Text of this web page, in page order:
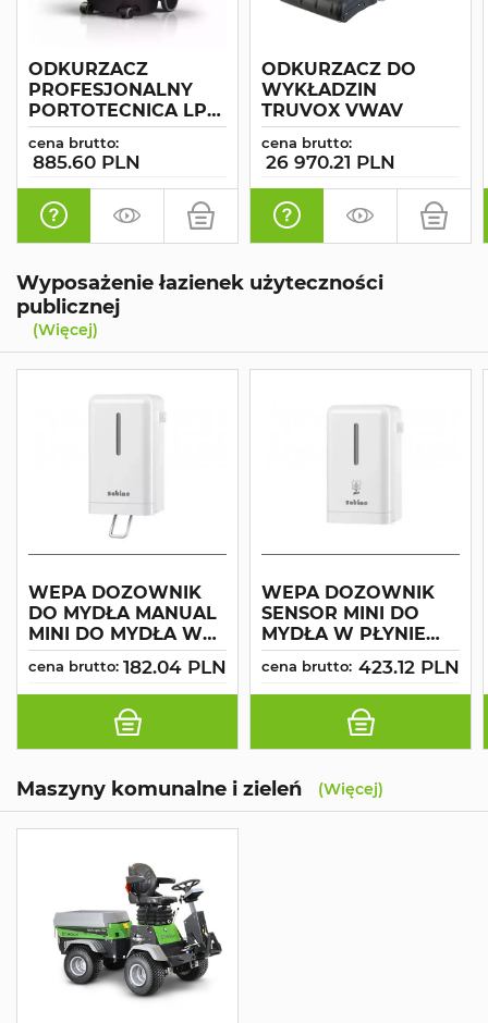
ODKURZACZ
PROFESJONALNY
PORTOTECNICA LP
1/12 ECO B DOLPHIN
cena brutto:
885.60 PLN
ODKURZACZ DO
WYKŁADZIN
TRUVOX VWAV
cena brutto:
26 970.21 PLN
Wyposażenie łazienek użyteczności
publicznej
(Więcej)
WEPA DOZOWNIK
DO MYDŁA MANUAL
MINI DO MYDŁA W
PIANIE
cena brutto: 182.04 PLN
WEPA DOZOWNIK
SENSOR MINI DO
MYDŁA W PŁYNIE
PIANIE
cena brutto: 423.12 PLN
Maszyny komunalne i zieleń (Więcej)